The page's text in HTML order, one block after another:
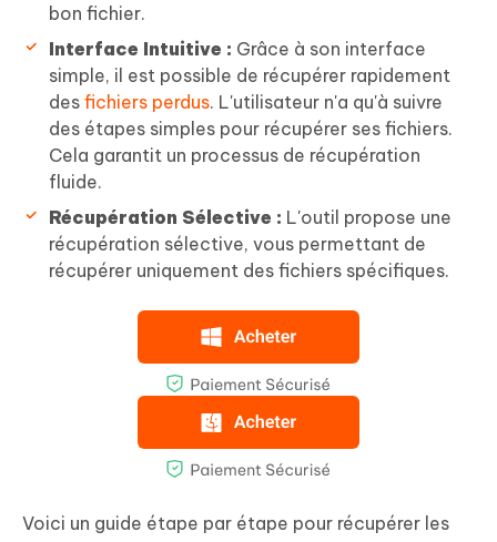
bon fichier.
Interface Intuitive : Grâce à son interface
simple, il est possible de récupérer rapidement
des fichiers perdus. L'utilisateur n'a qu'à suivre
des étapes simples pour récupérer ses fichiers.
Cela garantit un processus de récupération
fluide.
Récupération Sélective : L'outil propose une
récupération sélective, vous permettant de
récupérer uniquement des fichiers spécifiques.
Voici un guide étape par étape pour récupérer les